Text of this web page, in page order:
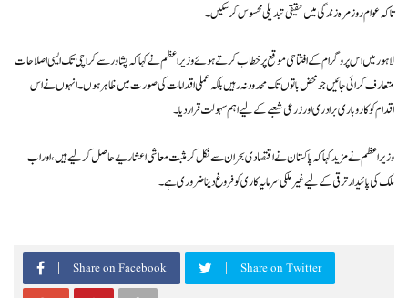
تاکہ عوام روزمرہ زندگی میں حقیقی تبدیلی محسوس کر سکیں۔
لاہور میں اس پروگرام کے افتتاحی موقع پر خطاب کرتے ہوئے وزیراعظم نے کہا کہ پشاور سے کراچی تک ایسی اصلاحات
متعارف کرائی جائیں جو محض باتوں تک محدود نہ رہیں بلکہ عملی اقدامات کی صورت میں ظاہر ہوں۔ انہوں نے اس
اقدام کو کاروباری برادری اور زرعی شعبے کے لیے اہم سہولت قرار دیا۔
وزیراعظم نے مزید کہا کہ پاکستان نے اقتصادی بحران سے نکل کر مثبت معاشی اعشاریے حاصل کر لیے ہیں، اور اب
ملک کی پائیدار ترقی کے لیے غیر ملکی سرمایہ کاری کو فروغ دینا ضروری ہے۔
Share on Facebook Share on Twitter